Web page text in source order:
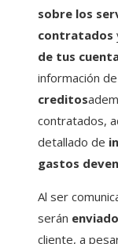
sobre los
contratados
de tus
información de
creditos
contratados,
detallado de
gastos
Al ser
serán
cliente, a